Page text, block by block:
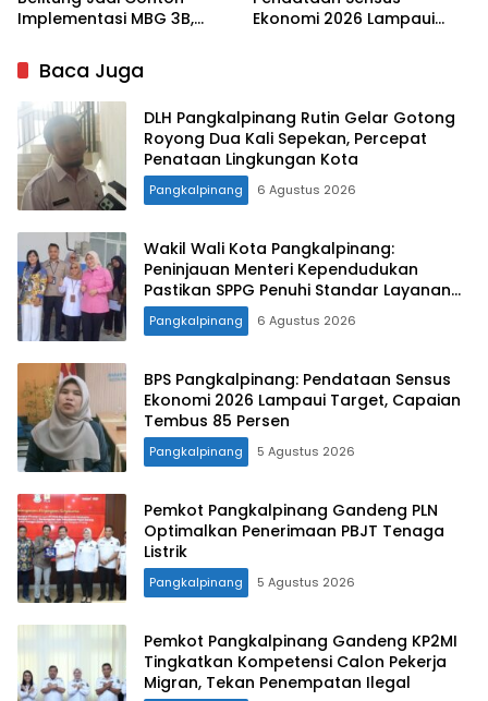
Implementasi MBG 3B,
Balita Terlayani
Ekonomi 2026 Lampaui
Baca Juga
DLH Pangkalpinang Rutin Gelar Gotong
Royong Dua Kali Sepekan, Percepat
Penataan Lingkungan Kota
Pangkalpinang 6 Agustus 2026
Wakil Wali Kota Pangkalpinang:
Peninjauan Menteri Kependudukan
Pastikan SPPG Penuhi Standar Layanan
MBG
Pangkalpinang 6 Agustus 2026
BPS Pangkalpinang: Pendataan Sensus
Ekonomi 2026 Lampaui Target, Capaian
Tembus 85 Persen
Pangkalpinang 5 Agustus 2026
Pemkot Pangkalpinang Gandeng PLN
Optimalkan Penerimaan PBJT Tenaga
Listrik
Pangkalpinang 5 Agustus 2026
Pemkot Pangkalpinang Gandeng KP2MI
Tingkatkan Kompetensi Calon Pekerja
Migran, Tekan Penempatan Ilegal